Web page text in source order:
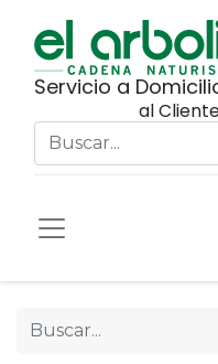
Servicio a
al